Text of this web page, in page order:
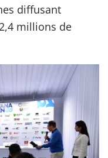
diffusant
2,4 millions de